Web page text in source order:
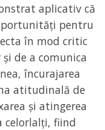
aplicativ că
pentru
în mod critic
de a comunica
încurajarea
atitudinală de
și atingerea
celorlalți, fiind